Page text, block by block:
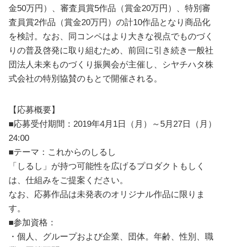
金50万円）、審査員賞5作品（賞金20万円）、特別審
査員賞2作品（賞金20万円）の計10作品となり商品化
を検討。なお、同コンペはより大きな視点でものづく
りの普及啓発に取り組むため、前回に引き続き一般社
団法人未来ものづくり振興会が主催し、シヤチハタ株
式会社の特別協賛のもとで開催される。
【応募概要】
■応募受付期間：2019年4月1日（月）～5月27日（月）
24:00
■テーマ：これからのしるし
「しるし」が持つ可能性を広げるプロダクトもしく
は、仕組みをご提案ください。
なお、応募作品は未発表のオリジナル作品に限りま
す。
■参加資格：
・個人、グループおよび企業、団体。年齢、性別、職